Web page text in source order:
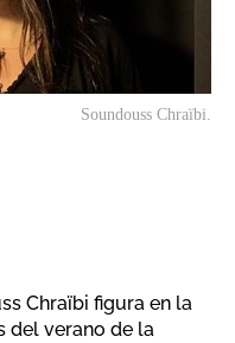
Soundouss Chraïbi.
Chraïbi figura en la
del verano de la